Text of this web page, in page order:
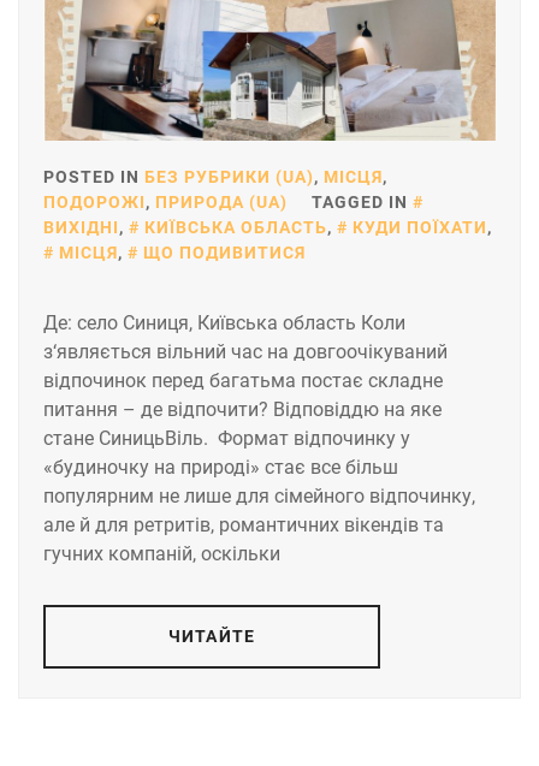
POSTED IN БЕЗ РУБРИКИ (UA), МІСЦЯ,
ПОДОРОЖІ, ПРИРОДА (UA)
TAGGED IN
ВИХІДНІ, КИЇВСЬКА ОБЛАСТЬ, КУДИ ПОЇХАТИ,
МІСЦЯ, ЩО ПОДИВИТИСЯ
Де: село Синиця, Київська область Коли
з‘являється вільний час на довгоочікуваний
відпочинок перед багатьма постає складне
питання – де відпочити? Відповіддю на яке
стане СиницьВіль. Формат відпочинку у
«будиночку на природі» стає все більш
популярним не лише для сімейного відпочинку,
але й для ретритів, романтичних вікендів та
гучних компаній, оскільки
ЧИТАЙТЕ